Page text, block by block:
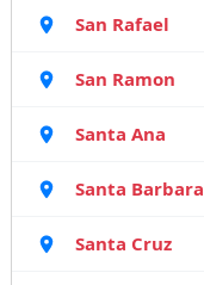
San Rafael
San Ramon
Santa Ana
Santa Barbara
Santa Cruz